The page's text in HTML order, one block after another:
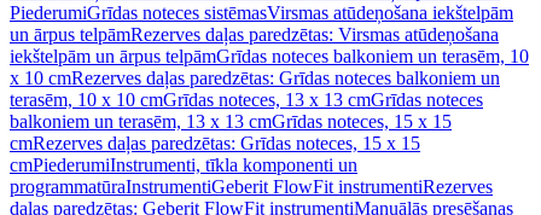
PiederumiGrīdas noteces sistēmasVirsmas atūdeņošana iekštelpām
un ārpus telpāmRezerves daļas paredzētas: Virsmas atūdeņošana
iekštelpām un ārpus telpāmGrīdas noteces balkoniem un terasēm, 10
x 10 cmRezerves daļas paredzētas: Grīdas noteces balkoniem un
terasēm, 10 x 10 cmGrīdas noteces, 13 x 13 cmGrīdas noteces
balkoniem un terasēm, 13 x 13 cmGrīdas noteces, 15 x 15
cmRezerves daļas paredzētas: Grīdas noteces, 15 x 15
cmPiederumiInstrumenti, tīkla komponenti un
programmatūraInstrumentiGeberit FlowFit instrumentiRezerves
daļas paredzētas: Geberit FlowFit instrumentiManuālās presēšanas